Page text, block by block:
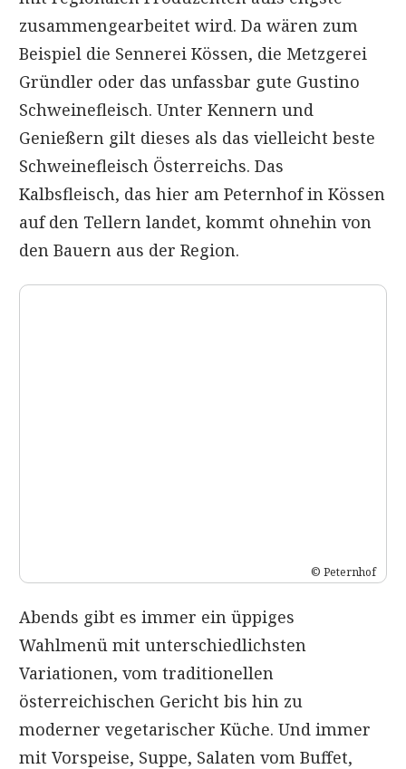
zusammengearbeitet wird. Da wären zum
Beispiel die Sennerei Kössen, die Metzgerei
Gründler oder das unfassbar gute Gustino
Schweinefleisch. Unter Kennern und
Genießern gilt dieses als das vielleicht beste
Schweinefleisch Österreichs. Das
Kalbsfleisch, das hier am Peternhof in Kössen
auf den Tellern landet, kommt ohnehin von
den Bauern aus der Region.
© Peternhof
Abends gibt es immer ein üppiges
Wahlmenü mit unterschiedlichsten
Variationen, vom traditionellen
österreichischen Gericht bis hin zu
moderner vegetarischer Küche. Und immer
mit Vorspeise, Suppe, Salaten vom Buffet,